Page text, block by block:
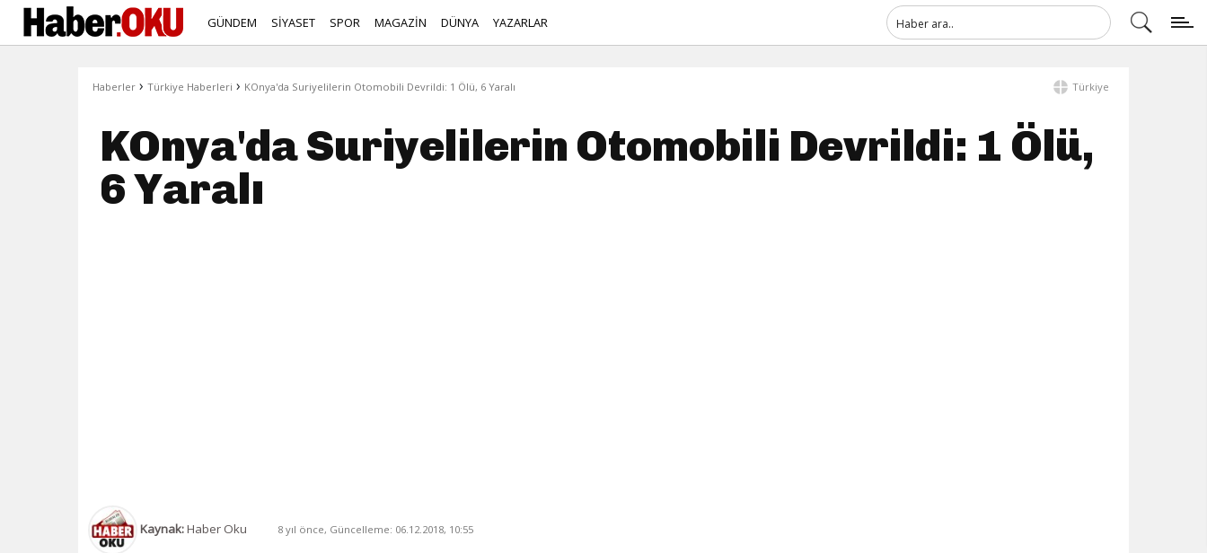
GÜNDEM SİYASET SPOR MAGAZİN DÜNYA YAZARLAR
Haberler › Türkiye Haberleri › KOnya'da Suriyelilerin Otomobili Devrildi: 1 Ölü, 6 Yaralı Türkiye
KOnya'da Suriyelilerin Otomobili Devrildi: 1 Ölü,
6 Yaralı
Kaynak:Haber Oku 8 yıl önce, Güncelleme: 06.12.2018, 10:55